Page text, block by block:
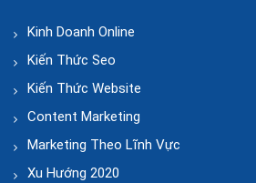
Kinh Doanh Online
Kiến Thức Seo
Kiến Thức Website
Content Marketing
Marketing Theo Lĩnh Vực
Xu Hướng 2020